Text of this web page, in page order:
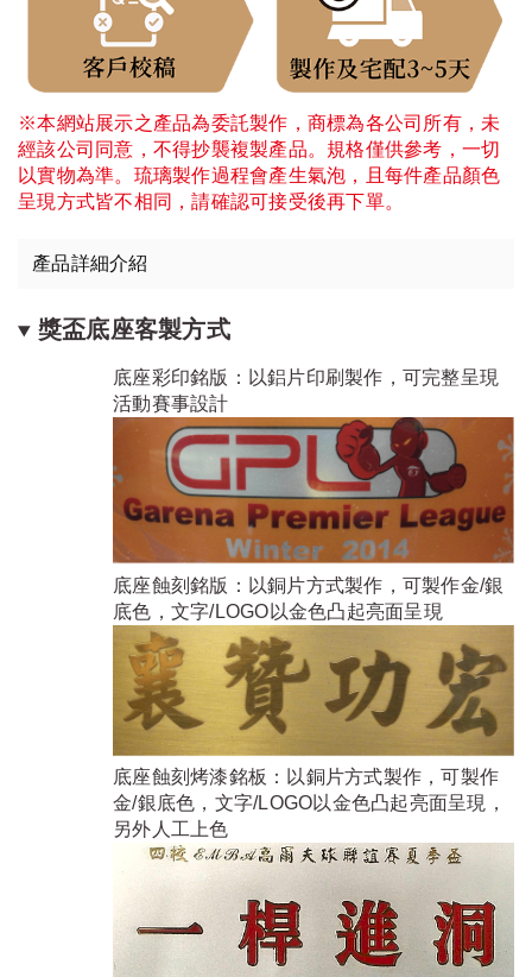
※本網站展示之產品為委託製作，商標為各公司所有，未
經該公司同意，不得抄襲複製產品。規格僅供參考，一切
以實物為準。琉璃製作過程會產生氣泡，且每件產品顏色
呈現方式皆不相同，請確認可接受後再下單。
產品詳細介紹
獎盃底座客製方式
底座彩印銘版：以鋁片印刷製作，可完整呈現
活動賽事設計
底座蝕刻銘版：以銅片方式製作，可製作金/銀
底色，文字/LOGO以金色凸起亮面呈現
底座蝕刻烤漆銘板：以銅片方式製作，可製作
金/銀底色，文字/LOGO以金色凸起亮面呈現，
另外人工上色